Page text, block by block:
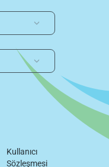
Kullanıcı
Sözleşmesi